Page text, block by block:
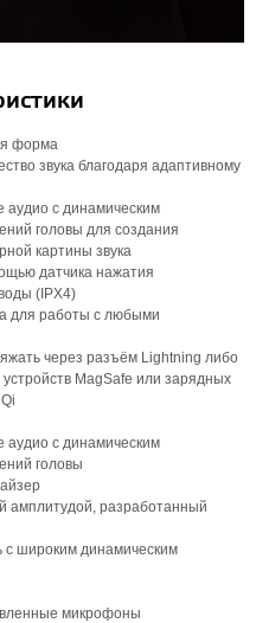
форма
звука благодаря адаптивному
аудио с динамическим
головы для создания
картины звука
датчика нажатия
(IPX4)
для работы с любыми
через разъём Lightning либо
MagSafe или зарядных
аудио с динамическим
головы
амплитудой, разработанный
с широким динамическим
микрофоны